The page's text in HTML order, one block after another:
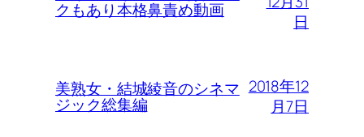
クもあり本格鼻責め動画
日
美熟女・結城綾音のシネマ
ジック総集編
2018年12
月7日